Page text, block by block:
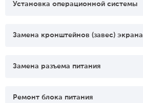
Установка операционной системы
Замена кронштейнов (завес) экрана
Замена разъема питания
Ремонт блока питания